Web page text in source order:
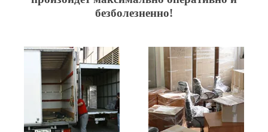
безболезненно!